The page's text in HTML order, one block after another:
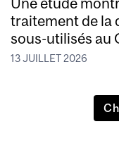
traitement de la
sous-utilisés au
13 JUILLET 2026